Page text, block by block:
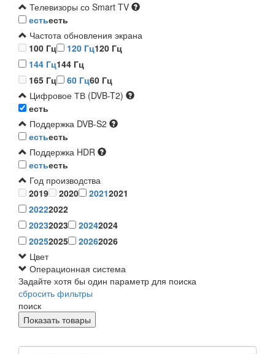
Телевизоры со Smart TV
естьесть
Частота обновления экрана
100 Гц
120 Гц120 Гц
144 Гц144 Гц
165 Гц
60 Гц60 Гц
Цифровое ТВ (DVB-T2)
есть
Поддержка DVB-S2
естьесть
Поддержка HDR
естьесть
Год производства
2019
2020 20212021
20222022
20232023 20242024
20252025 20262026
Цвет
Операционная система
Задайте хотя бы один параметр для поиска
сбросить фильтры
поиск